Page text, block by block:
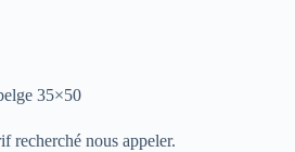
35×50
recherché nous appeler.